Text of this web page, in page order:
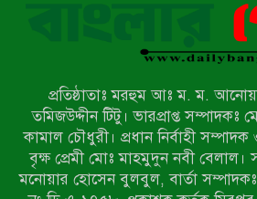
আদাচাকী
আয়োজনে ফুটবল
নওগাঁর
সচেতনতামূলক
কিশোরদের মাদক-
প্রতিষ্ঠাতাঃ মরহুম আঃ ম. ম.
তমিজউদ্দীন টিটু। ভারপ্রাপ্ত
কামাল চৌধুরী। প্রধান নির্বাহী সম্পাদক
বৃক্ষ প্রেমী মোঃ মাহমুদুন নবী
মনোয়ার হোসেন বুলবুল, বার্তা